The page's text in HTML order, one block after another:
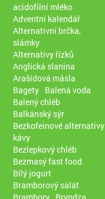
acidofilní mléko
Adventní kalendář
Alternativní brčka,
slámky
Alternativy řízků
Anglická slanina
Arašídová másla
Bagety Balená voda
Balený chléb
Balkánský sýr
Bezkofeinové alternativy
kávy
Bezlepkový chléb
Bezmasý fast food
Bílý jogurt
Bramborový salát
Brambory Bryndza